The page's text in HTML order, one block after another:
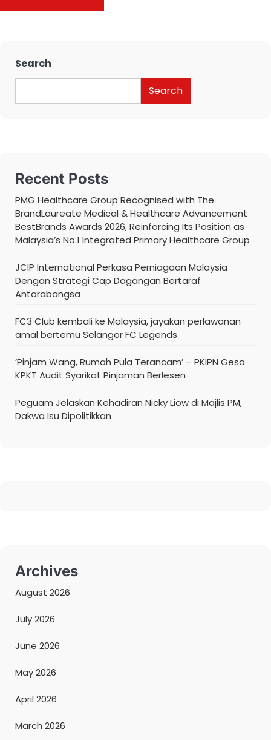
Search
Search
Recent Posts
PMG Healthcare Group Recognised with The
BrandLaureate Medical & Healthcare Advancement
BestBrands Awards 2026, Reinforcing Its Position as
Malaysia’s No.1 Integrated Primary Healthcare Group
JCIP International Perkasa Perniagaan Malaysia
Dengan Strategi Cap Dagangan Bertaraf
Antarabangsa
FC3 Club kembali ke Malaysia, jayakan perlawanan
amal bertemu Selangor FC Legends
‘Pinjam Wang, Rumah Pula Terancam’ – PKIPN Gesa
KPKT Audit Syarikat Pinjaman Berlesen
Peguam Jelaskan Kehadiran Nicky Liow di Majlis PM,
Dakwa Isu Dipolitikkan
Archives
August 2026
July 2026
June 2026
May 2026
April 2026
March 2026